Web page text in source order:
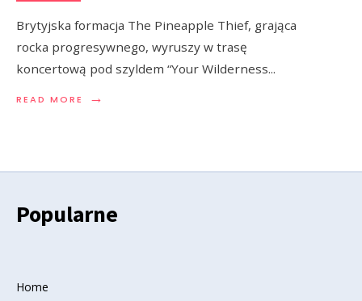
Brytyjska formacja The Pineapple Thief, grająca
rocka progresywnego, wyruszy w trasę
koncertową pod szyldem “Your Wilderness...
READ MORE →
Popularne
Home